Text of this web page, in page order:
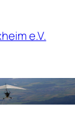
e.V.